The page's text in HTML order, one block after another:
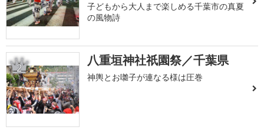
子どもから大人まで楽しめる千葉市の真夏
の風物詩
2 八重垣神社祇園祭／千葉県
神輿とお囃子が連なる様は圧巻